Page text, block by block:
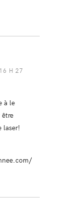
H 27
à le
laser!